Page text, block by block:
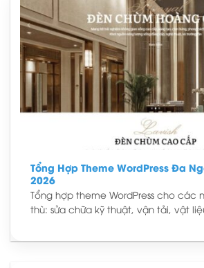
Tổng Hợp Theme WordPress Đa
2026
Tổng hợp theme WordPress cho các
thù: sửa chữa kỹ thuật, vận tải, vật